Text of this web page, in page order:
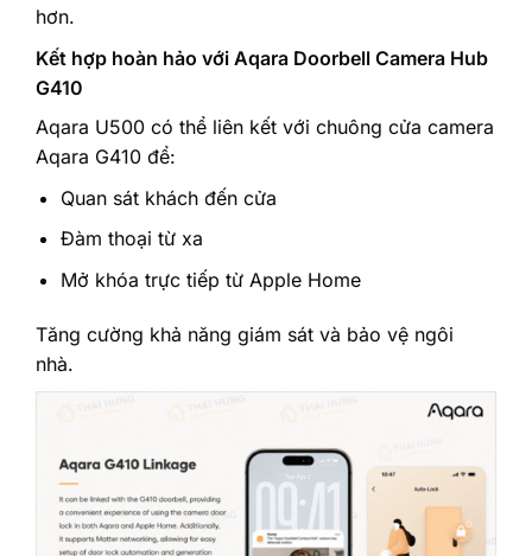
hơn.
Kết hợp hoàn hảo với Aqara Doorbell Camera Hub
G410
Aqara U500 có thể liên kết với chuông cửa camera
Aqara G410 để:
Quan sát khách đến cửa
Đàm thoại từ xa
Mở khóa trực tiếp từ Apple Home
Tăng cường khả năng giám sát và bảo vệ ngôi
nhà.